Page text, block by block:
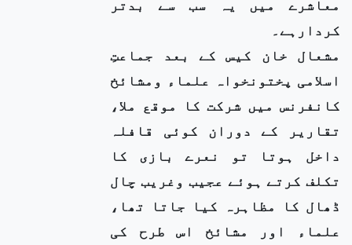
معاشرے میں یہ سب سے بدتر
کردارہے۔
مشعال خان کیس کے بعد جماعتِ
اسلامی پختونخواہ علماء ومشائخ
کانفرنس میں شرکت کا موقع ملا،
تقاریر کے دوران کوئی قافلہ
داخل ہوتا تو نعرے بازی کا
تکلف کرتے ہوئے عجیب وغریب چال
ڈھال کا مظاہرہ کیا جاتا تھا،
علماء اور مشائخ اس طرح کی